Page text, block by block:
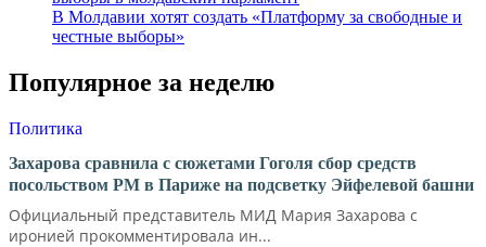
В Молдавии хотят создать «Платформу за свободные и
честные выборы»
Популярное за неделю
Политика
Захарова сравнила с сюжетами Гоголя сбор средств
посольством РМ в Париже на подсветку Эйфелевой башни
Официальный представитель МИД Мария Захарова с
иронией прокомментировала ин...